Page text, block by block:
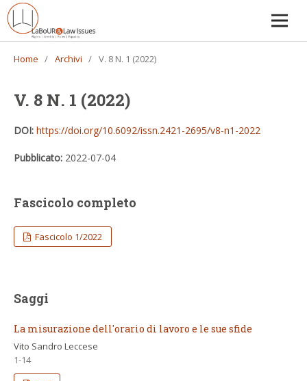
Home / Archivi / V. 8 N. 1 (2022)
V. 8 N. 1 (2022)
DOI: https://doi.org/10.6092/issn.2421-2695/v8-n1-2022
Pubblicato: 2022-07-04
Fascicolo completo
Fascicolo 1/2022
Saggi
La misurazione dell'orario di lavoro e le sue sfide
Vito Sandro Leccese
1-14